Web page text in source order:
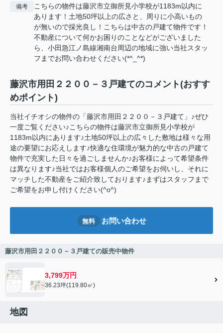
備考
こちらの物件は藤沢市立御所見小学校が1183m以内に
あります！土地50坪以上の広さと、周りに小高いもの
が無いので採光良し！こちらは中古の戸建て物件です！
不動産について何かお困りのことなどがございました
ら、小田急江ノ島線湘南台周辺の地域に強い当社スタッ
フまでお問い合わせください(*^_^*)
藤沢市用田２２００－３戸建てのコメント(おすす
めポイント)
当社イチオシの物件の「藤沢市用田２２００－３戸建て」♪ぜひ
一度ご覧ください♪こちらの物件は藤沢市立御所見小学校が
1183m以内にあります♪土地50坪以上の広々した敷地は様々な用
途の要望にお応えします♪快適な住環境が魅力的な中古の戸建て
物件で充実した日々を過ごしませんか♪お客様によって希望条件
は異なります♪当社ではお客様個人のご希望をお伺いし、それに
マッチした不動産をご紹介致しております♪まずはスタッフまで
ご希望をお申し付けください(^o^)
無料 お問い合わせ
藤沢市用田２２００－３戸建ての販売中物件
3,799万円
36.23坪(119.80㎡)
地図